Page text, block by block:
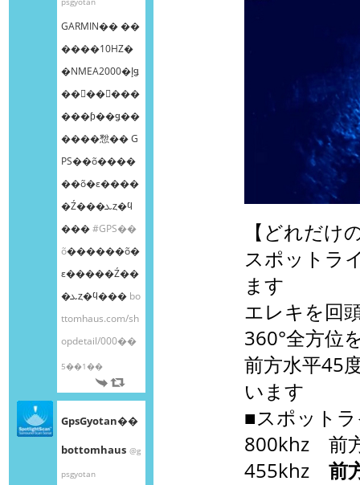
GARMIN�� ��
����10HZ�
�NMEA2000�إǥ
��󥰥��󥵡���
���ƥ��ǥ��
����㥹�� G
PS��õ����
��õ�ε����
�Ź���ܥȥ�ϥ
���#GPS��
õ������õ�
ε�����Ź��
�ܥȥ�ϥ��� bo
ttomhaus.com/sh
opdetail/000��
5��1��
GpsGyotan��
bottomhaus @g
psgyotan
【どれだけ
スポットラ
ます
エレキを回
360°全方位
前方水平45
います
■スポット
800khz 前
455khz 前